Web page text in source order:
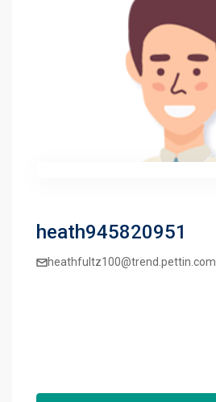
heath945820951
heathfultz100@trend.pettin.com